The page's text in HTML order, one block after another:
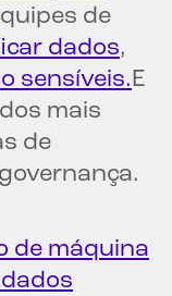
de
dados,
sensíveis.E
mais
de
de máquina